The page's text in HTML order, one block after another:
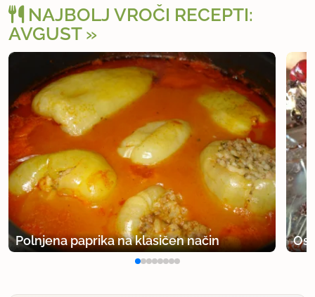
NAJBOLJ VROČI RECEPTI:
AVGUST
Polnjena paprika na klasičen način